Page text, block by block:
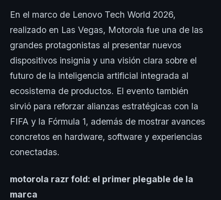
En el marco de Lenovo Tech World 2026,
realizado en Las Vegas, Motorola fue una de las
grandes protagonistas al presentar nuevos
dispositivos insignia y una visión clara sobre el
futuro de la inteligencia artificial integrada al
ecosistema de productos. El evento también
sirvió para reforzar alianzas estratégicas con la
FIFA y la Fórmula 1, además de mostrar avances
concretos en hardware, software y experiencias
conectadas.
motorola razr fold: el primer plegable de la
marca